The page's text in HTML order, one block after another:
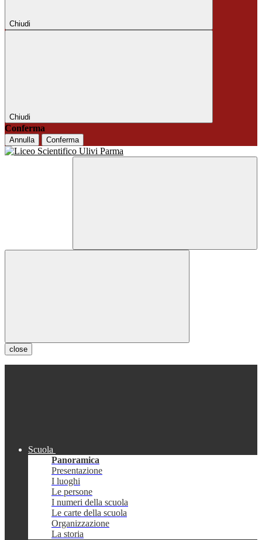
Chiudi
Chiudi
Conferma
Annulla Conferma
close
Scuola
Panoramica
Presentazione
I luoghi
Le persone
I numeri della scuola
Le carte della scuola
Organizzazione
La storia